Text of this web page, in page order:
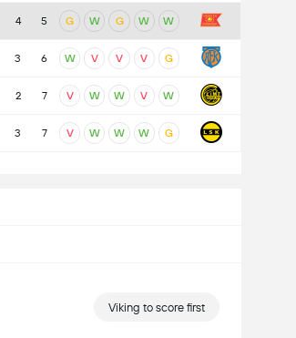
4 5 G W G W W
3 6 W V V V G
2 7 V W W V W
3 7 V W W W G
Viking to score first